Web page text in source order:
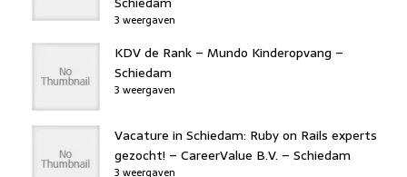
3 weergaven
KDV de Rank – Mundo Kinderopvang –
Schiedam
3 weergaven
Vacature in Schiedam: Ruby on Rails experts
gezocht! – CareerValue B.V. – Schiedam
3 weergaven